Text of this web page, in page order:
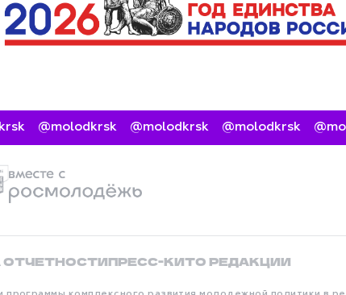
@molodkrsk @molodkrsk @molodkrsk
ОТЧЕТНОСТИПРЕСС-КИТО РЕДАКЦИИ